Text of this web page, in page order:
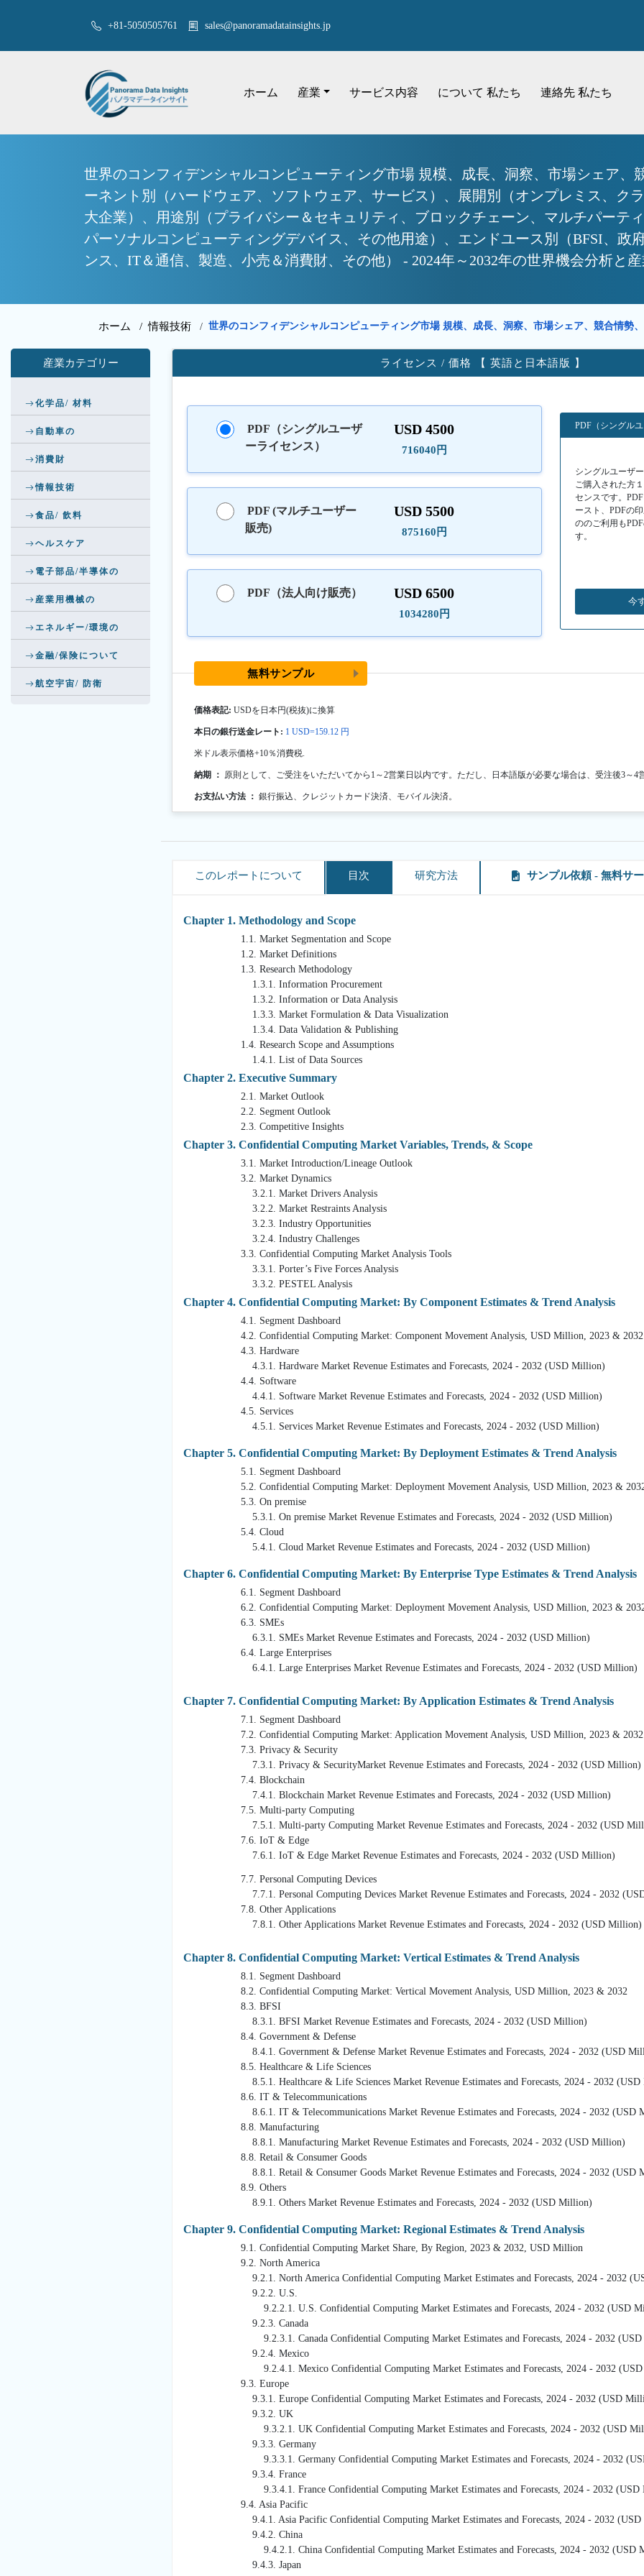
+81-5050505761 sales@panoramadatainsights.jp
ホーム 産業 サービス内容 について 私たち 連絡先 私たち
世界のコンフィデンシャルコンピューティング市場 規模、成長、洞察、市場シェア、
ーネント別（ハードウェア、ソフトウェア、サービス）、展開別（オンプレミス、ク
大企業）、用途別（プライバシー＆セキュリティ、ブロックチェーン、マルチパーテ
パーソナルコンピューティングデバイス、その他用途）、エンドユース別（BFSI、政
ンス、IT＆通信、製造、小売＆消費財、その他） - 2024年～2032年の世界機会分析と
ホーム /情報技術 / 世界のコンフィデンシャルコンピューティング市場 規模、成長、洞察、市場シェア、競合情勢
産業カテゴリー
化学品/ 材料
自動車の
消費財
情報技術
食品/ 飲料
ヘルスケア
電子部品/半導体の
産業用機械の
エネルギー/環境の
金融/保険について
航空宇宙/ 防衛
ライセンス / 価格 【 英語と日本語版 】
PDF（シングルユーザ
ーライセンス）
USD 4500
716040円
PDF (マルチユーザー
販売)
USD 5500
875160円
PDF（法人向け販売） USD 6500
1034280円
PDF（シングル
シングルユーザ
ご購入された方
センスです。
ースト、PDFの
ののご利用も
す。
今
無料サンプル
価格表記: USDを日本円(税抜)に換算
本日の銀行送金レート: 1 USD=159.12 円
米ドル表示価格+10％消費税.
納期 ： 原則として、ご受注をいただいてから1～2営業日以内です。ただし、日本語版が必要な場合は、受注後3～4
お支払い方法 ： 銀行振込、クレジットカード決済、モバイル決済。
このレポートについて 目次 研究方法 サンプル依頼 - 無料サ
Chapter 1. Methodology and Scope
1.1. Market Segmentation and Scope
1.2. Market Definitions
1.3. Research Methodology
1.3.1. Information Procurement
1.3.2. Information or Data Analysis
1.3.3. Market Formulation & Data Visualization
1.3.4. Data Validation & Publishing
1.4. Research Scope and Assumptions
1.4.1. List of Data Sources
Chapter 2. Executive Summary
2.1. Market Outlook
2.2. Segment Outlook
2.3. Competitive Insights
Chapter 3. Confidential Computing Market Variables, Trends, & Scope
3.1. Market Introduction/Lineage Outlook
3.2. Market Dynamics
3.2.1. Market Drivers Analysis
3.2.2. Market Restraints Analysis
3.2.3. Industry Opportunities
3.2.4. Industry Challenges
3.3. Confidential Computing Market Analysis Tools
3.3.1. Porter’s Five Forces Analysis
3.3.2. PESTEL Analysis
Chapter 4. Confidential Computing Market: By Component Estimates & Trend Analysis
4.1. Segment Dashboard
4.2. Confidential Computing Market: Component Movement Analysis, USD Million, 2023 & 2032
4.3. Hardware
4.3.1. Hardware Market Revenue Estimates and Forecasts, 2024 - 2032 (USD Million)
4.4. Software
4.4.1. Software Market Revenue Estimates and Forecasts, 2024 - 2032 (USD Million)
4.5. Services
4.5.1. Services Market Revenue Estimates and Forecasts, 2024 - 2032 (USD Million)
Chapter 5. Confidential Computing Market: By Deployment Estimates & Trend Analysis
5.1. Segment Dashboard
5.2. Confidential Computing Market: Deployment Movement Analysis, USD Million, 2023 &
5.3. On premise
5.3.1. On premise Market Revenue Estimates and Forecasts, 2024 - 2032 (USD Million)
5.4. Cloud
5.4.1. Cloud Market Revenue Estimates and Forecasts, 2024 - 2032 (USD Million)
Chapter 6. Confidential Computing Market: By Enterprise Type Estimates & Trend Analysis
6.1. Segment Dashboard
6.2. Confidential Computing Market: Deployment Movement Analysis, USD Million, 2023 &
6.3. SMEs
6.3.1. SMEs Market Revenue Estimates and Forecasts, 2024 - 2032 (USD Million)
6.4. Large Enterprises
6.4.1. Large Enterprises Market Revenue Estimates and Forecasts, 2024 - 2032 (USD Million)
Chapter 7. Confidential Computing Market: By Application Estimates & Trend Analysis
7.1. Segment Dashboard
7.2. Confidential Computing Market: Application Movement Analysis, USD Million, 2023 & 2032
7.3. Privacy & Security
7.3.1. Privacy & SecurityMarket Revenue Estimates and Forecasts, 2024 - 2032 (USD Million)
7.4. Blockchain
7.4.1. Blockchain Market Revenue Estimates and Forecasts, 2024 - 2032 (USD Million)
7.5. Multi-party Computing
7.5.1. Multi-party Computing Market Revenue Estimates and Forecasts, 2024 - 2032 (USD
7.6. IoT & Edge
7.6.1. IoT & Edge Market Revenue Estimates and Forecasts, 2024 - 2032 (USD Million)
7.7. Personal Computing Devices
7.7.1. Personal Computing Devices Market Revenue Estimates and Forecasts, 2024 - 2032
7.8. Other Applications
7.8.1. Other Applications Market Revenue Estimates and Forecasts, 2024 - 2032 (USD Million)
Chapter 8. Confidential Computing Market: Vertical Estimates & Trend Analysis
8.1. Segment Dashboard
8.2. Confidential Computing Market: Vertical Movement Analysis, USD Million, 2023 & 2032
8.3. BFSI
8.3.1. BFSI Market Revenue Estimates and Forecasts, 2024 - 2032 (USD Million)
8.4. Government & Defense
8.4.1. Government & Defense Market Revenue Estimates and Forecasts, 2024 - 2032 (USD
8.5. Healthcare & Life Sciences
8.5.1. Healthcare & Life Sciences Market Revenue Estimates and Forecasts, 2024 - 2032 (USD
8.6. IT & Telecommunications
8.6.1. IT & Telecommunications Market Revenue Estimates and Forecasts, 2024 - 2032 (USD
8.8. Manufacturing
8.8.1. Manufacturing Market Revenue Estimates and Forecasts, 2024 - 2032 (USD Million)
8.8. Retail & Consumer Goods
8.8.1. Retail & Consumer Goods Market Revenue Estimates and Forecasts, 2024 - 2032 (USD
8.9. Others
8.9.1. Others Market Revenue Estimates and Forecasts, 2024 - 2032 (USD Million)
Chapter 9. Confidential Computing Market: Regional Estimates & Trend Analysis
9.1. Confidential Computing Market Share, By Region, 2023 & 2032, USD Million
9.2. North America
9.2.1. North America Confidential Computing Market Estimates and Forecasts, 2024 - 2032
9.2.2. U.S.
9.2.2.1. U.S. Confidential Computing Market Estimates and Forecasts, 2024 - 2032 (USD
9.2.3. Canada
9.2.3.1. Canada Confidential Computing Market Estimates and Forecasts, 2024 - 2032 (USD
9.2.4. Mexico
9.2.4.1. Mexico Confidential Computing Market Estimates and Forecasts, 2024 - 2032 (USD
9.3. Europe
9.3.1. Europe Confidential Computing Market Estimates and Forecasts, 2024 - 2032 (USD
9.3.2. UK
9.3.2.1. UK Confidential Computing Market Estimates and Forecasts, 2024 - 2032 (USD
9.3.3. Germany
9.3.3.1. Germany Confidential Computing Market Estimates and Forecasts, 2024 - 2032
9.3.4. France
9.3.4.1. France Confidential Computing Market Estimates and Forecasts, 2024 - 2032 (USD
9.4. Asia Pacific
9.4.1. Asia Pacific Confidential Computing Market Estimates and Forecasts, 2024 - 2032 (USD
9.4.2. China
9.4.2.1. China Confidential Computing Market Estimates and Forecasts, 2024 - 2032 (USD
9.4.3. Japan